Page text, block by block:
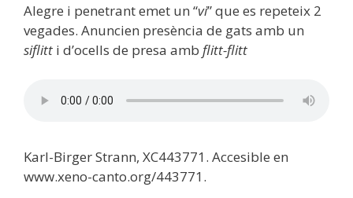
Alegre i penetrant emet un “vi” que es repeteix 2
vegades. Anuncien presència de gats amb un
siflitt i d’ocells de presa amb flitt-flitt
Karl-Birger Strann, XC443771. Accesible en
www.xeno-canto.org/443771.